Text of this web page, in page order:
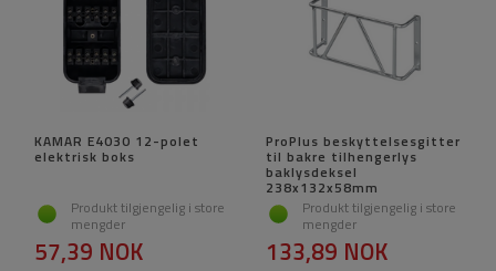
KAMAR E4030 12-polet
elektrisk boks
Produkt tilgjengelig i store
mengder
57,39 NOK
ProPlus beskyttelsesgitter
til bakre tilhengerlys
baklysdeksel
238x132x58mm
Produkt tilgjengelig i store
mengder
133,89 NOK